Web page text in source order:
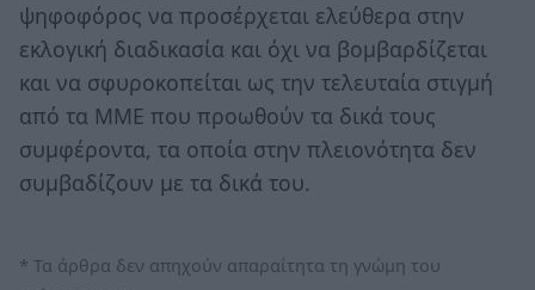
ψηφοφόρος να προσέρχεται ελεύθερα στην
εκλογική διαδικασία και όχι να βομβαρδίζεται
και να σφυροκοπείται ως την τελευταία στιγμή
από τα ΜΜΕ που προωθούν τα δικά τους
συμφέροντα, τα οποία στην πλειονότητα δεν
συμβαδίζουν με τα δικά του.
* Τα άρθρα δεν απηχούν απαραίτητα τη γνώμη του